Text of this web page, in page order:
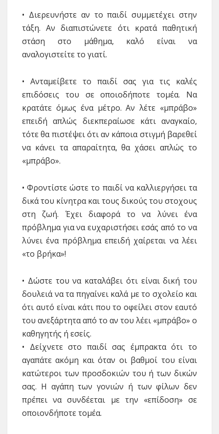
• Διερευνήστε αν το παιδί συμμετέχει στην
τάξη. Αν διαπιστώνετε ότι κρατά παθητική
στάση στο μάθημα, καλό είναι να
αναλογιστείτε το γιατί.
• Ανταμείβετε το παιδί σας για τις καλές
επιδόσεις του σε οποιοδήποτε τομέα. Να
κρατάτε όμως ένα μέτρο. Αν λέτε «μπράβο»
επειδή απλώς διεκπεραίωσε κάτι αναγκαίο,
τότε θα πιστέψει ότι αν κάποια στιγμή βαρεθεί
να κάνει τα απαραίτητα, θα χάσει απλώς το
«μπράβο».
• Φροντίστε ώστε το παιδί να καλλιεργήσει τα
δικά του κίνητρα και τους δικούς του στοχους
στη ζωή. Έχει διαφορά το να λύνει ένα
πρόβλημα για να ευχαριστήσει εσάς από το να
λύνει ένα πρόβλημα επειδή χαίρεται να λέει
«το βρήκα»!
• Δώστε του να καταλάβει ότι είναι δική του
δουλειά να τα πηγαίνει καλά με το σχολείο και
ότι αυτό είναι κάτι που το οφείλει στον εαυτό
του ανεξάρτητα από το αν του λέει «μπράβο» ο
καθηγητής ή εσείς.
• Δείχνετε στο παιδί σας έμπρακτα ότι το
αγαπάτε ακόμη και όταν οι βαθμοί του είναι
κατώτεροι των προσδοκιών του ή των δικών
σας. Η αγάπη των γονιών ή των φίλων δεν
πρέπει να συνδέεται με την «επίδοση» σε
οποιονδήποτε τομέα.